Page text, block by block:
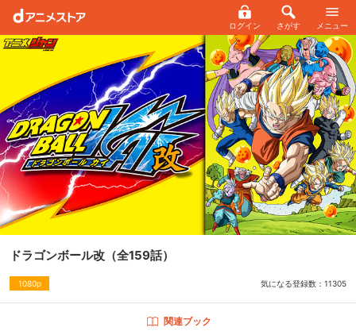
ログイン さがす メニュー
ドラゴンボール改 （全159話）
1080p 気になる登録数： 11305
関連ブック